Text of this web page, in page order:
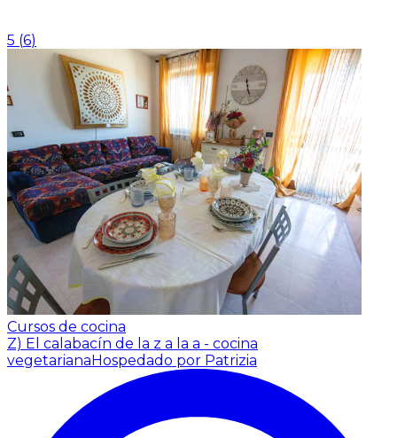
5 (6)
Cursos de cocina
Z) El calabacín de la z a la a - cocina
vegetariana Hospedado por Patrizia